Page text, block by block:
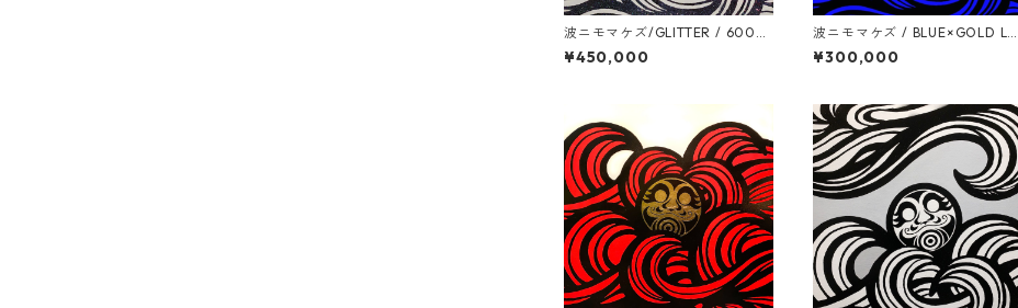
波ニモマケズ/GLITTER / 600m
m x 6000mm
¥450,000
波ニモマケズ / BLUE×GOLD LE
AF / 530mm x 530mm
¥300,000